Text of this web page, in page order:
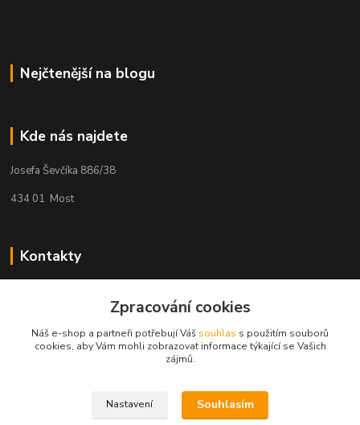
Nejčtenější na blogu
Kde nás najdete
Josefa Ševčíka 886/38
434 01 Most
Kontakty
+420 725 078 347
kacuca@seznam.cz
Zpracování cookies
Náš e-shop a partneři potřebují Váš souhlas s použitím souborů
cookies, aby Vám mohli zobrazovat informace týkající se Vašich
zájmů.
Nastavení Souhlasím